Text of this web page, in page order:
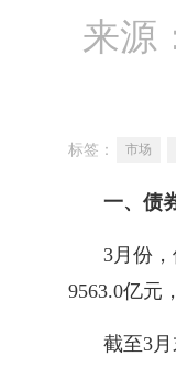
来源
标签： 市场
一、债
3月份
9563.0亿元
截至3